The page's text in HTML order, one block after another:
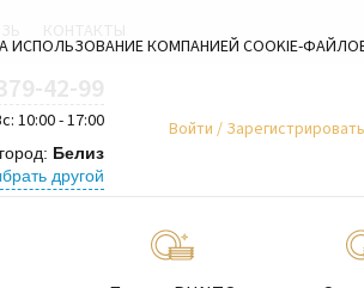
10:00 - 17:00
Белиз
другой
Войти /
КОМПАНИЕЙ COOKIE-